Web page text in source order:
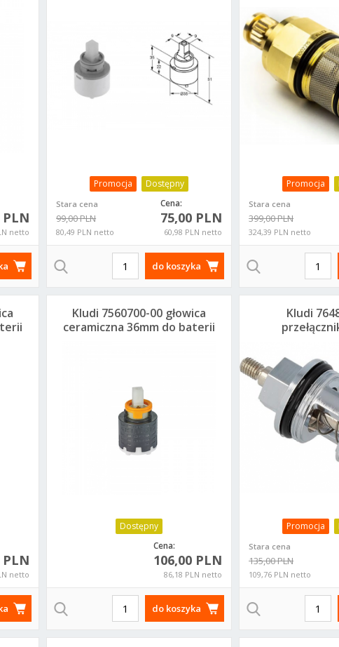
295,20 PLN 295,20
PLN
PLN
netto
Promocja Dostępny
Stara cena
99,00 PLN
80,49 PLN netto
Cena:
75,00 PLN
60,98 PLN netto
do koszyka
Promocja
Stara cena
399,00 PLN
324,39 PLN netto
PLN
netto
Dostępny
Cena:
106,00 PLN
86,18 PLN netto
Kludi 7560700-00 głowica
ceramiczna 36mm do baterii
do koszyka
Promocja
Stara cena
135,00 PLN
109,76 PLN netto
Kludi